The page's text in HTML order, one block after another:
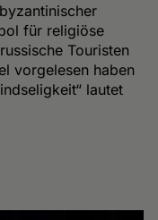
für religiöse
Touristen
vorgelesen haben
lautet